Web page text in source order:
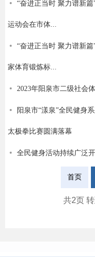
“奋进正当时 聚力谱新
运动会在市体...
“奋进正当时 聚力谱新
家体育锻炼标...
2023年阳泉市二级社会
阳泉市“漾泉”全民健身
太极拳比赛圆满落幕
全民健身活动持续广泛
首页
共2页